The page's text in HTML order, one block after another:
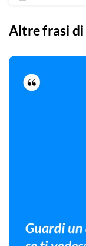
Altre frasi di